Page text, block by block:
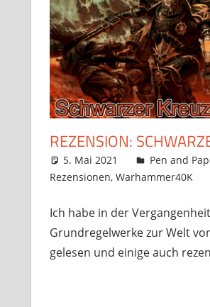
REZENSION:
5. Mai 2021 Frosty
Pen and
Rezensionen, Warhammer40K
Ich habe in der
Grundregelwerke zur Welt
gelesen und einige auch